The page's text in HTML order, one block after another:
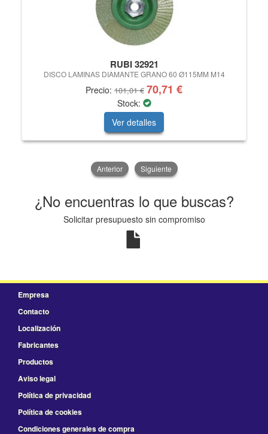
RUBI 32921
DISCO LAMINAS DIAMANTE GRANO 60 Ø115MM M14
Precio: 101,01 € 70,71 €
Stock:
Ver detalles
Anterior Siguiente
¿No encuentras lo que buscas?
Solicitar presupuesto sin compromiso
Empresa
Contacto
Localización
Fabricantes
Productos
Aviso legal
Política de privacidad
Política de cookies
Condiciones generales de compra